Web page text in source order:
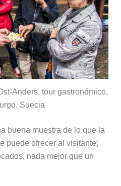
Anders, tour gastronómico,
Suecia
buena muestra de lo que la
puede ofrecer al visitante;
nada mejor que un